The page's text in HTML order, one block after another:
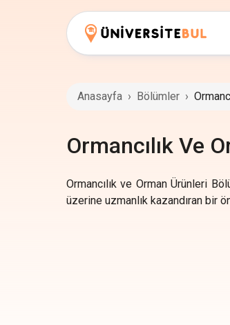
Anasayfa › Bölümler ›
Ormancılık Ve
Ormancılık ve Orman Ürünleri
üzerine uzmanlık kazandıran bir